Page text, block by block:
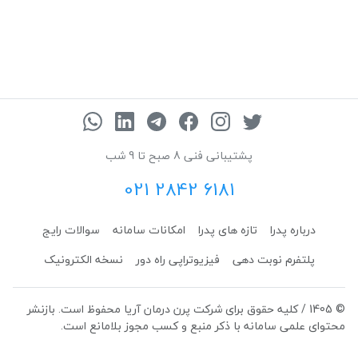
پشتیبانی فنی 8 صبح تا 9 شب
021 2842 6181
درباره پدرا تازه های پدرا امکانات سامانه
سوالات رایج
پلتفرم نوبت دهی
فیزیوتراپی راه دور نسخه الکترونیک
© 1405 / کلیه حقوق برای شرکت پرن درمان آریا محفوظ است. بازنشر
محتوای علمی سامانه با ذکر منبع و کسب مجوز بلامانع است.